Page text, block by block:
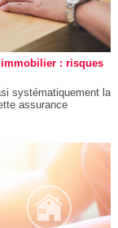
immobilier : risques
systématiquement la
assurance